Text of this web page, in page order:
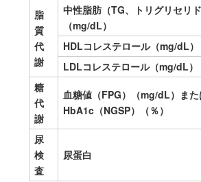
脂
質
代
謝
中性脂肪（TG、トリグリセリド
（mg/dL）
HDLコレステロール（mg/dL）
LDLコレステロール（mg/dL）
糖
代
謝
血糖値（FPG）
（mg/dL）ま
HbA1c（NGSP）（％）
尿
検
査
尿蛋白